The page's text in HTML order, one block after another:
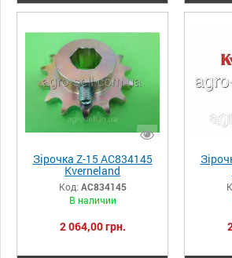
Зірочка Z-15 AC834145
Kverneland
Код: AC834145
В наличии
2 064,00 грн.